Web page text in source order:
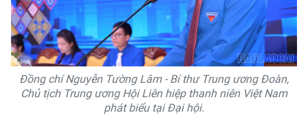
Đồng chí Nguyễn Tường Lâm - Bí thư Trung ương Đoàn,
Chủ tịch Trung ương Hội Liên hiệp thanh niên Việt Nam
phát biểu tại Đại hội.